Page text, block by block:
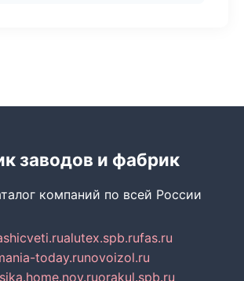
заводов и фабрик
компаний по всей России
alutex.spb.rufas.ru
today.runovoizol.ru
orakul.spb.ru